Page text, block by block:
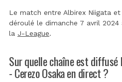
Le match entre Albirex Niigata et
déroulé le dimanche 7 avril
la J-League.
Sur quelle chaîne est
- Cerezo Osaka en direct ?